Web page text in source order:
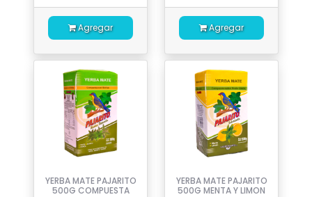
Agregar Agregar
YERBA MATE PAJARITO
500G COMPUESTA
YERBA MATE PAJARITO
500G MENTA Y LIMON